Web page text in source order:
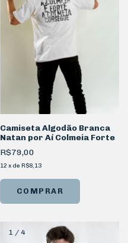
Camiseta Algodão Branca
Natan por Aí Colmeia Forte
R$79,00
12 x de R$8,13
COMPRAR
1/ 4